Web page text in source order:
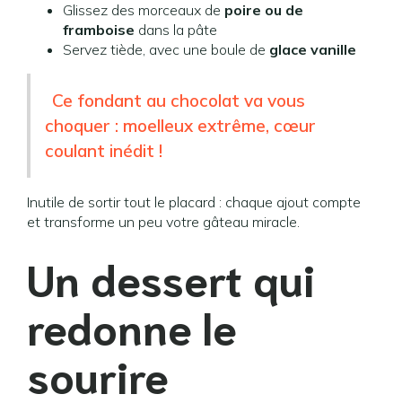
Glissez des morceaux de poire ou de
framboise dans la pâte
Servez tiède, avec une boule de glace vanille
Ce fondant au chocolat va vous
choquer : moelleux extrême, cœur
coulant inédit !
Inutile de sortir tout le placard : chaque ajout compte
et transforme un peu votre gâteau miracle.
Un dessert qui
redonne le
sourire